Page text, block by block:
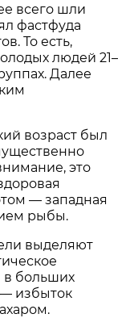
всего шли
фастфуда
То есть,
людей 21–
Далее
возраст был
это
— западная
рыбы.
выделяют
в больших
— избыток